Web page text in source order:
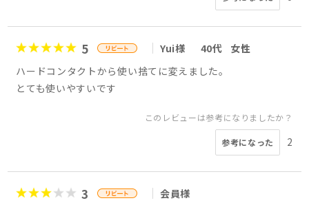
5 Yui様 40代
女性
ハードコンタクトから使い捨てに変えました。
とても使いやすいです
このレビューは参考になりましたか？
参考になった 2
3
会員様